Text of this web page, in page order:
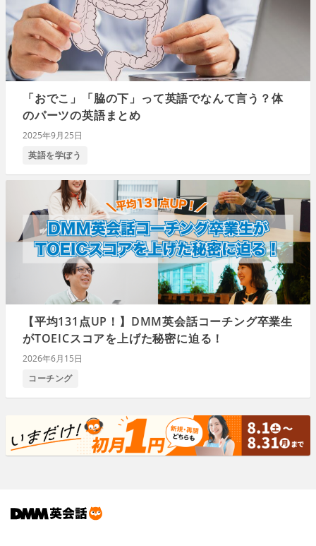
「おでこ」「脇の下」って英語でなんて言う？体
のパーツの英語まとめ
2025年9月25日
英語を学ぼう
【平均131点UP！】DMM英会話コーチング卒業生
がTOEICスコアを上げた秘密に迫る！
2026年6月15日
コーチング